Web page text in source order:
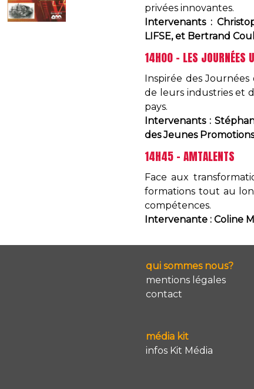
privées innovantes.
Intervenants :
LIFSE, et Bertrand
​​​​​​​​​​​​​​14H00 - LES JOURNÉES
Inspirée des
de leurs industries et
pays.
Intervenants :
des Jeunes
14H45 - AMTALENTS
Face aux
formations tout au
compétences.
Intervenante : Coline
qui sommes nous?
mentions légales
contact
média kit
infos Kit Média